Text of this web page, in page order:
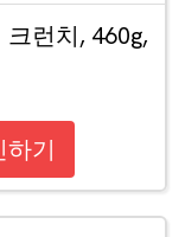
런치, 460g,
기